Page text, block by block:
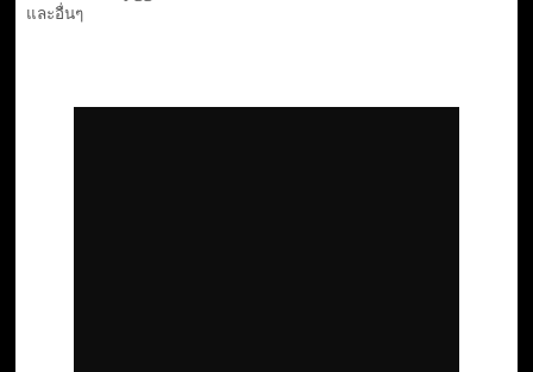
และอื่นๆ